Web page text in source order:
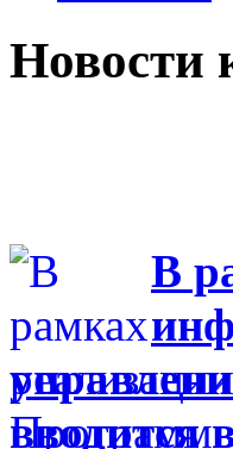
Новости
В